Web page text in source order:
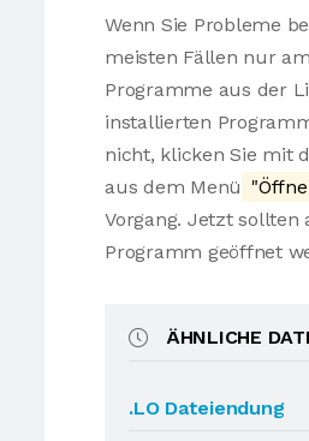
Wenn Sie Probleme
meisten Fällen nur
Programme aus der
installierten
nicht, klicken Sie mit
aus dem Menü
Vorgang. Jetzt sollten
Programm geöffnet
ÄHNLICHE
.LO Dateiendung